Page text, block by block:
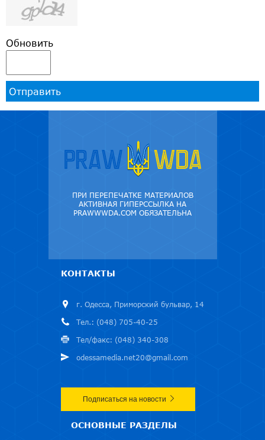
Обновить
Отправить
ПРИ ПЕРЕПЕЧАТКЕ МАТЕРИАЛОВ
АКТИВНАЯ ГИПЕРССЫЛКА НА
PRAWWWDA.COM ОБЯЗАТЕЛЬНА
КОНТАКТЫ
г. Одесса, Приморский бульвар, 14
Тел.: (048) 705-40-25
Тел/факс: (048) 340-308
odessamedia.net20@gmail.com
Подписаться на новости
ОСНОВНЫЕ РАЗДЕЛЫ